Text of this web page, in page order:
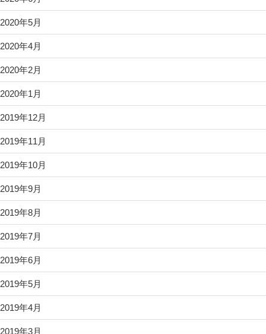
2020年5月
2020年4月
2020年2月
2020年1月
2019年12月
2019年11月
2019年10月
2019年9月
2019年8月
2019年7月
2019年6月
2019年5月
2019年4月
2019年3月